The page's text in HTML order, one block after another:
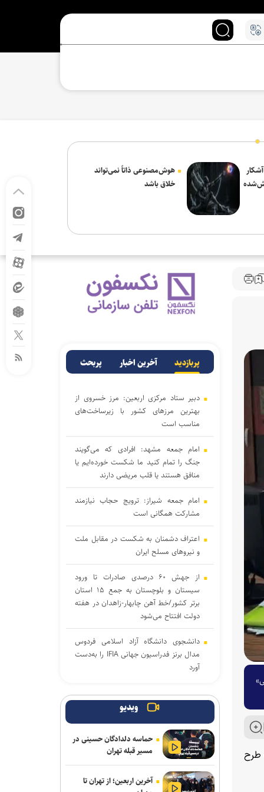
هوش‌مصنوعی ذاتاً نمی‌تواند
خلاق باشد
طرح
پربازدید آخرین اخبار پربحث
دبیر ستاد مرکزی اربعین: مرز خسروی از
بهترین مرزهای کشور با زیرساخت‌های
مناسب است
امام جمعه مشهد: افرادی که می‌گویند
جنگ را تمام کنید ما شکست خورده‌ایم یا
منافق هستند یا قلب مریضی دارند
امام جمعه شیراز: ترویج حجاب نیازمند
مشارکت همگانی است
اعتراف دشمنان به شکست در مقابل ملت
و نیرو‌های مسلح ایران
از جهش ۶۰ درصدی صادرات تا ورود
سیستان و بلوچستان به جمع ۱۵ استان
برتر کشور/خط آهن چابهار-زاهدان در هفته
دولت افتتاح می‌شود
دانشجوی دانشگاه آزاد اسلامی فردوس
مدال برنز فدراسیون جهانی IFIA را به‌دست
آورد
تصادف مرگبار رخ‌به‌رخ سواری پژو پارس با
یک دستگاه سواری ساینا در محور ورزنه ـ
مسئولان در مذاکرات رهنمود‌های رهبر
معظم انقلاب را مدنظر قرار دهند
تعجب می‌کنم از برخی افراد نابخرد در
ویدیو
حماسه دلدادگان حسینی در
مسیر قبله تهران
آخرین اربعین؛ از تهران تا